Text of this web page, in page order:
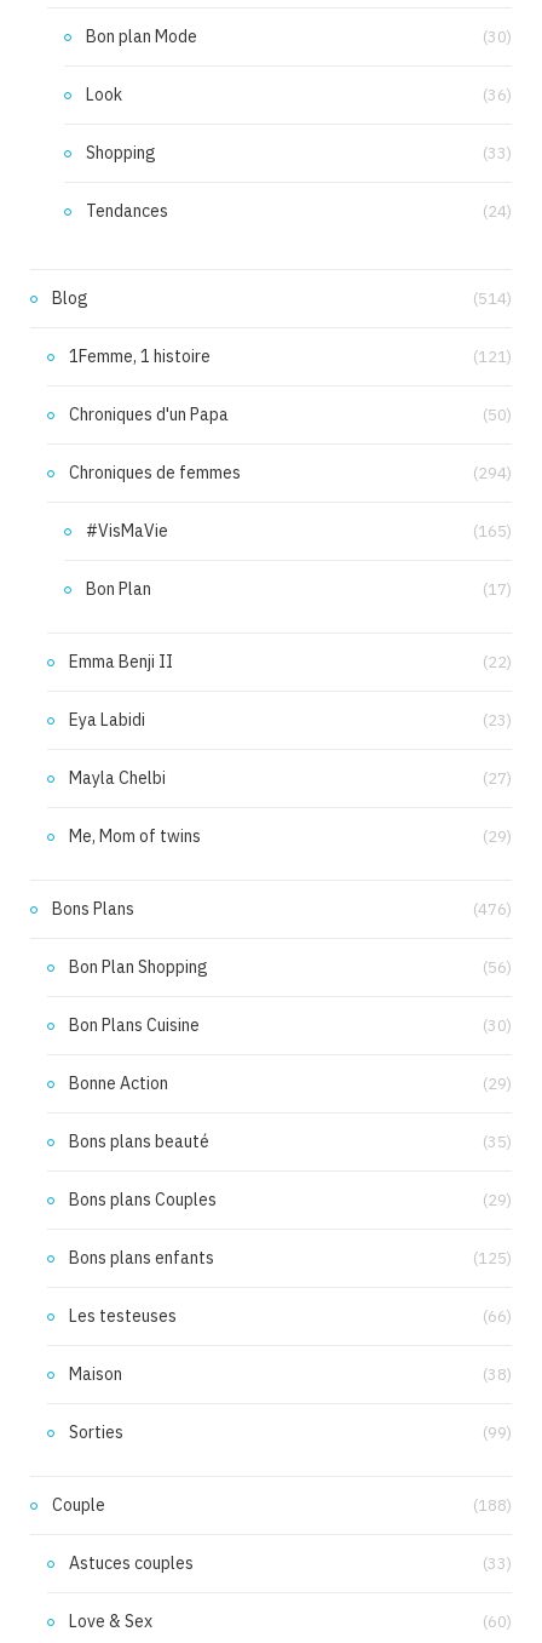
Bon plan Mode (30)
Look (36)
Shopping (33)
Tendances (24)
Blog (514)
1Femme, 1 histoire (121)
Chroniques d'un Papa (50)
Chroniques de femmes (294)
#VisMaVie (165)
Bon Plan (17)
Emma Benji II (22)
Eya Labidi (23)
Mayla Chelbi (27)
Me, Mom of twins (29)
Bons Plans (476)
Bon Plan Shopping (56)
Bon Plans Cuisine (30)
Bonne Action (29)
Bons plans beauté (35)
Bons plans Couples (29)
Bons plans enfants (125)
Les testeuses (66)
Maison (38)
Sorties (99)
Couple (188)
Astuces couples (33)
Love & Sex (60)